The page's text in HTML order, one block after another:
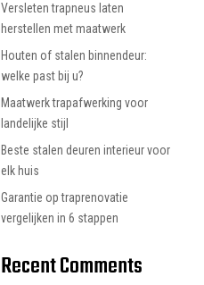
Versleten trapneus laten
herstellen met maatwerk
Houten of stalen binnendeur:
welke past bij u?
Maatwerk trapafwerking voor
landelijke stijl
Beste stalen deuren interieur voor
elk huis
Garantie op traprenovatie
vergelijken in 6 stappen
Recent Comments